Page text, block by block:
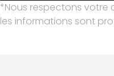
*Nous respectons
les informations sont